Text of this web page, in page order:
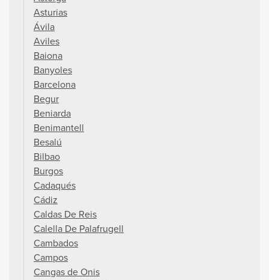
Asturias
Ávila
Aviles
Baiona
Banyoles
Barcelona
Begur
Beniarda
Benimantell
Besalú
Bilbao
Burgos
Cadaqués
Cádiz
Caldas De Reis
Calella De Palafrugell
Cambados
Campos
Cangas de Onis